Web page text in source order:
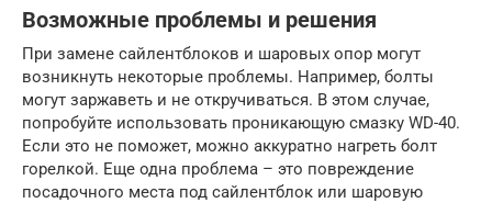
Возможные проблемы и решения
При замене сайлентблоков и шаровых опор могут
возникнуть некоторые проблемы. Например, болты
могут заржаветь и не откручиваться. В этом случае,
попробуйте использовать проникающую смазку WD-40.
Если это не поможет, можно аккуратно нагреть болт
горелкой. Еще одна проблема – это повреждение
посадочного места под сайлентблок или шаровую